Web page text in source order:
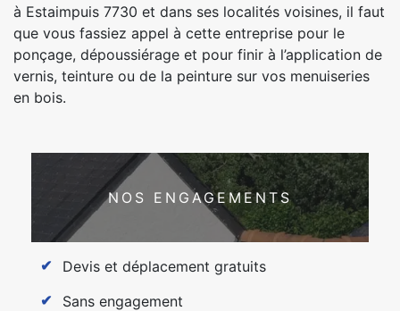
à Estaimpuis 7730 et dans ses localités voisines, il faut
que vous fassiez appel à cette entreprise pour le
ponçage, dépoussiérage et pour finir à l’application de
vernis, teinture ou de la peinture sur vos menuiseries
en bois.
NOS ENGAGEMENTS
Devis et déplacement gratuits
Sans engagement